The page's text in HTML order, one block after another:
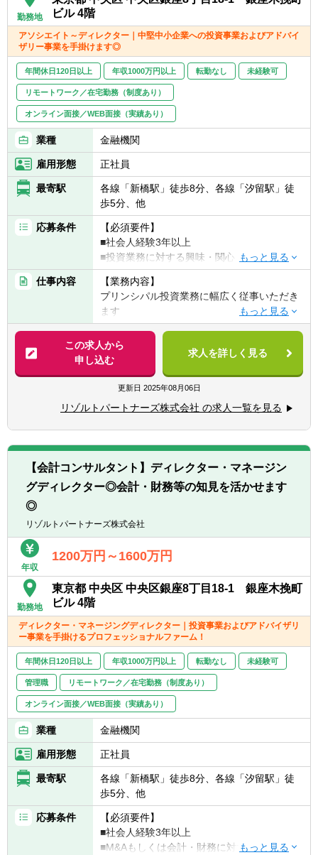
※ご希望に応じて、投資業務とアドバイザリ
ー業務の両方に従事いただくこともできます
【投資業務】
■投資案件のソーシング、提案資料の作成、
ビジネス・財務分析、バリュエーション、投
資採算分析、DD対応、契約交渉、投資先の経
営支援など、投資業務全般に一気通貫で幅広
く関与いただきます
■投資対象は主に売上数億円～数十億円の中
堅・中小企業となります
【ポジションの魅力】
独立も将来的に実現可能となりうる成長環
境！！
業務の幅広さや案件サポート体制は業界トッ
プクラス
手を挙げれば投資業務やマネジメントキャリ
アにも挑戦できるなど、アドバイザーの域を
超えた更なるキャリアアップも可能◎
■業界トップクラスの業務の幅広さ
- メンバーの希望やキャリアに合わせて、
M&AからIPO支援・経理支援に至るまで幅広
- 関与できる業務の幅広さはトップクラスで
- 各領域で実務経験豊富なメンバーによる案
件サポート体制
可能
プ・自己研鑽機会も豊富
■投資業務やマネジメントキャリアへのチャ
レンジ
- 投資先の取締役就任を通じて、経営に関与
することも可能
■スタートアップならではの裁量の大きさ
- 個人の裁量が大きい環境での業務が可能
- 立場や役職関係なく意見交換ができ、か
つ、それが実行されやすい風通しのよい職場
■成果に見合った報酬体系
- 成果が報酬に反映される透明性の高い報酬
制度（詳細は面談時に説明）
勤務地
ビル 4階
アソシエイト～ディレクター｜中堅中小企業への投資事業およびアドバイ
ザリー事業を手掛けます◎
年間休日120日以上 年収1000万円以上 転勤なし 未経験可
リモートワーク／在宅勤務（制度あり）
オンライン面接／WEB面接（実績あり）
業種 金融機関
雇用形態 正社員
最寄駅
各線「新橋駅」徒歩8分、各線「汐留駅」徒
歩5分、他
応募条件
【必須要件】
■社会人経験3年以上
■投資業務に対する興味・関心
■中小企業の支援にやりがいを感じること
【歓迎要件】
■公認会計士、税理士
■PEファンド・投資会社/コンサルティングフ
ァーム/FASでの実務経験2年以上
【求める人物像】
■投資領域でキャリアを積みたい方
■CxOやマネジメントキャリアにチャレンジ
動的に行動できる方
■常にクライアントにとってのベストを考え
行動できる方
■一緒に会社を創っていくことへの興味・関
仕事内容
【業務内容】
プリンシパル投資業務に幅広く従事いただき
ます
■案件ソーシング、初期検討
- 案件発掘
- 初期分析（外部環境、対象会社分析、投資
採算分析等）
■投資実行（エグゼキューション）
- DDハンドリング
- 資金調達
- 契約交渉
■経営支援（バリューアップ活動）
- 100日プランの策定
- モニタリング体制の構築
- Exit先の検討、実行
※当初はコンサルティング業務と一部兼任あ
り
【コンサルティング・アドバイザリー業務】
きる領域でのコンサルティング・アドバイザ
リー業務に関与いただきます
■案件はM&A、戦略、財務領域のコンサルテ
ィング・アドバイザリー業務が主となります
■顧客はスタートアップから中堅・中小企
業、大企業まで多岐に渡ります
【ポジションの魅力】
20代・30代から投資業務に関与可能！！
投資実務から投資後の経営支援までを一気通
貫で担当
手を上げれば投資先のマネジメントキャリア
にも挑戦可能◎
■投資業務でのキャリア構築
この求人から
申し込む
求人を詳しく見る
更新日 2025年08月06日
リゾルトパートナーズ株式会社 の求人一覧を見る
【会計コンサルタント】ディレクター・マネージン
グディレクター◎会計・財務等の知見を活かせます
◎
リゾルトパートナーズ株式会社
年収
1200万円～1600万円
勤務地
東京都 中央区 中央区銀座8丁目18-1 銀座木挽町
ビル 4階
ディレクター・マネージングディレクター｜投資事業およびアドバイザリ
ー事業を手掛けるプロフェッショナルファーム！
年間休日120日以上 年収1000万円以上 転勤なし 未経験可
管理職 リモートワーク／在宅勤務（制度あり）
オンライン面接／WEB面接（実績あり）
業種 金融機関
雇用形態 正社員
最寄駅
各線「新橋駅」徒歩8分、各線「汐留駅」徒
歩5分、他
応募条件
【必須要件】
■社会人経験3年以上
■M&Aもしくは会計・財務に対する興味・関